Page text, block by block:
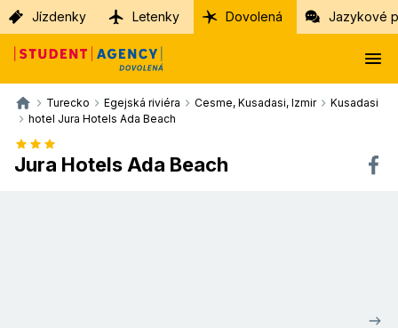
Jízdenky Letenky Dovolená Jazykové
Turecko Egejská riviéra Cesme, Kusadasi, Izmir
Kusadasi
hotel Jura Hotels Ada Beach
Jura Hotels Ada Beach